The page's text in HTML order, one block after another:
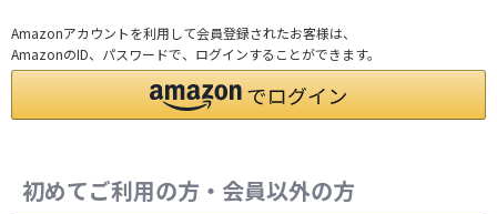
Amazonアカウントを利用して会員登録されたお客様は、
AmazonのID、パスワードで、ログインすることができます。
初めてご利用の方・会員以外の方